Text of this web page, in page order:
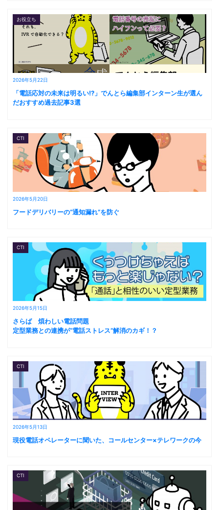
2026年5月22日
お役立ち
「電話応対の未来は明るい!?」でんとら編集部インターン生が選ん
だおすすめ過去記事3選
2026年5月20日
CTI
フードデリバリーの“通知漏れ”を防ぐ
2026年5月15日
CTI
さらば 煩わしい電話問題
定型業務との連携が“電話ストレス”解消のカギ！？
2026年5月13日
CTI
現役電話オペレーターに聞いた、コールセンター×テレワークの今
CTI